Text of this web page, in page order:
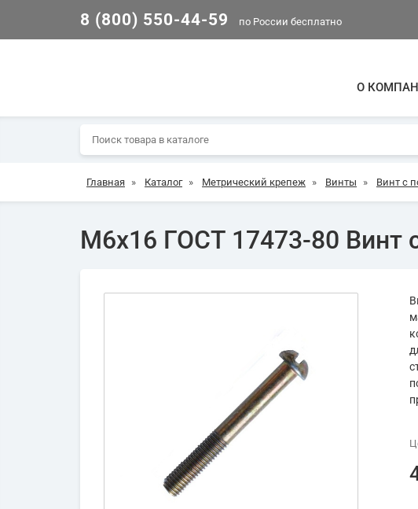
8 (800) 550-44-59 по России бесплатно
О
Главная » Каталог » Метрический крепеж » Винты » Винт с
М6х16 ГОСТ 17473-80 Винт